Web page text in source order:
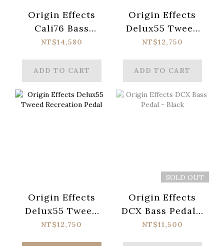
Origin Effects
Cali76 Bass
Compressor
NT$14,580
ADD TO CART
Origin Effects
Delux55 Tweed
Recreation Pedal
NT$12,750
ADD TO CART
Origin Effects
Delux55 Tweed
Recreation Pedal
NT$12,750
SOLD OUT
Origin Effects
DCX Bass Pedal -
Black
NT$11,500